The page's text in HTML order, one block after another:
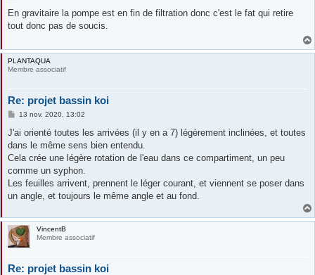
s
a
En gravitaire la pompe est en fin de filtration donc c'est le fat qui retire
tout donc pas de soucis.
PLANTAQUA
Membre associatif
Re: projet bassin koi
M
s
a
g
13 nov. 2020, 13:02
J'ai orienté toutes les arrivées (il y en a 7) légèrement inclinées, et toutes
dans le même sens bien entendu.
Cela crée une légère rotation de l'eau dans ce compartiment, un peu
comme un syphon.
Les feuilles arrivent, prennent le léger courant, et viennent se poser dans
un angle, et toujours le même angle et au fond.
VincentB
Membre associatif
Re: projet bassin koi